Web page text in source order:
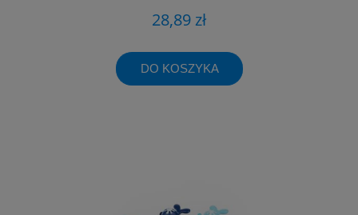
28,89 zł
DO KOSZYKA